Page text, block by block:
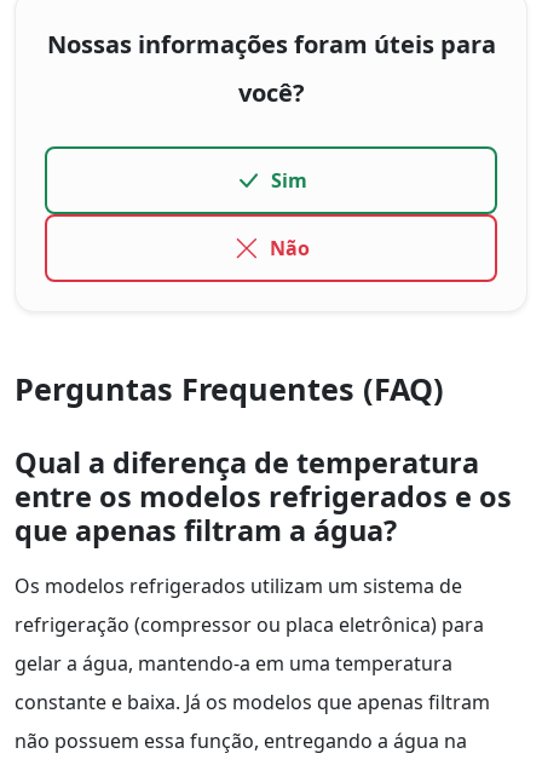
Nossas informações foram úteis para
você?
Sim
Não
Perguntas Frequentes (FAQ)
Qual a diferença de temperatura
entre os modelos refrigerados e os
que apenas filtram a água?
Os modelos refrigerados utilizam um sistema de
refrigeração (compressor ou placa eletrônica) para
gelar a água, mantendo-a em uma temperatura
constante e baixa. Já os modelos que apenas filtram
não possuem essa função, entregando a água na